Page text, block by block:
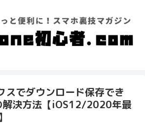
スでダウンロード保存でき
解決方法【iOS12/2020年最